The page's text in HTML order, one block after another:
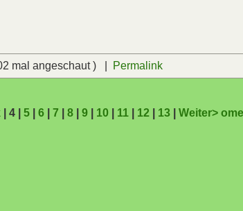
mal angeschaut ) | Permalink
| 4 |5 |6 |7 |8 |9 10 11 12 13 |Weiter>